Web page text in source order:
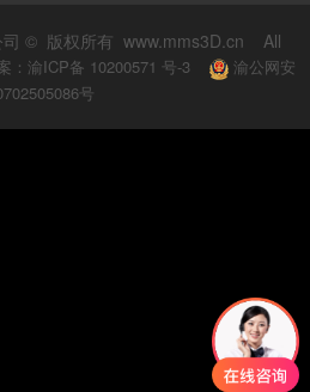
司 © 版权所有 www.mms3D.cn All
：渝ICP备 10200571 号-3
渝公网安
号